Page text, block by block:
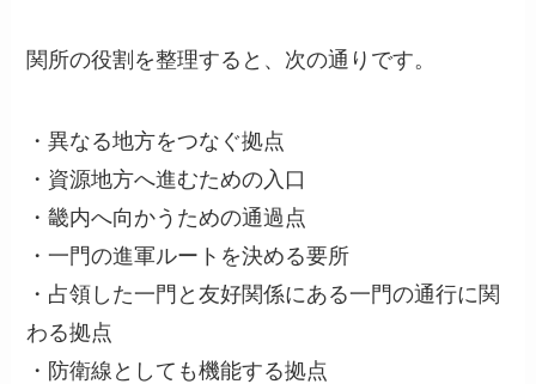
関所の役割を整理すると、次の通りです。
・異なる地方をつなぐ拠点
・資源地方へ進むための入口
・畿内へ向かうための通過点
・一門の進軍ルートを決める要所
・占領した一門と友好関係にある一門の通行に関
わる拠点
・防衛線としても機能する拠点